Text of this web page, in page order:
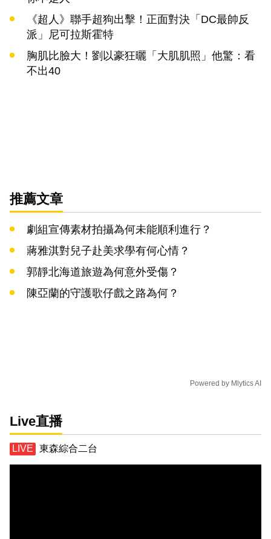
《超人》聯手超狗出擊！正面對決「DC最帥反
派」尼可拉斯霍特
胸肌比臉大！劉以豪狂曬「大肌肌照」他驚：看
不出40
推薦文章
劇組宣傳素材拍攝為何未能順利進行？
蔣雅淇對兒子赴美求學有何心情？
郭靜北海道旅遊為何意外受傷？
陳亞蘭的守護歌仔戲之路為何？
Powered by Mlytics AI
Live直播
東森綜合二台